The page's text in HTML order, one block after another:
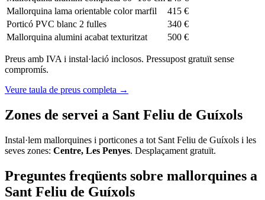
Mallorquina lama orientable color marfil
415 €
Porticó PVC blanc 2 fulles
340 €
Mallorquina alumini acabat texturitzat
500 €
Preus amb IVA i instal·lació inclosos. Pressupost gratuït sense
compromís.
Veure taula de preus completa →
Zones de servei a Sant Feliu de Guíxols
Instal·lem mallorquines i porticones a tot Sant Feliu de Guíxols i les
seves zones: Centre, Les Penyes. Desplaçament gratuït.
Preguntes freqüents sobre mallorquines a
Sant Feliu de Guíxols